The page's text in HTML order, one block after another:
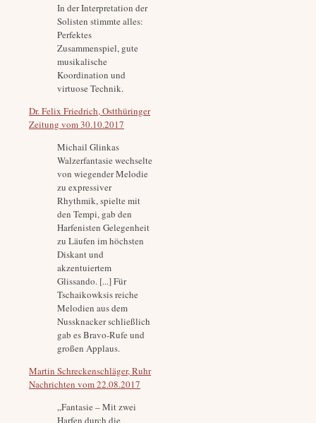
In der Interpretation der
Solisten stimmte alles:
Perfektes
Zusammenspiel, gute
musikalische
Koordination und
virtuose Technik.
Dr. Felix Friedrich, Ostthüringer
Zeitung vom 30.10.2017
Michail Glinkas
Walzerfantasie wechselte
von wiegender Melodie
zu expressiver
Rhythmik, spielte mit
den Tempi, gab den
Harfenisten Gelegenheit
zu Läufen im höchsten
Diskant und
akzentuiertem
Glissando. [...] Für
Tschaikowksis reiche
Melodien aus dem
Nussknacker schließlich
gab es Bravo-Rufe und
großen Applaus.
Martin Schreckenschläger, Ruhr
Nachrichten vom 22.08.2017
„Fantasie – Mit zwei
Harfen durch die